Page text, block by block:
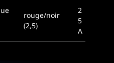
rouge/noir
(2,5)
2
5
A